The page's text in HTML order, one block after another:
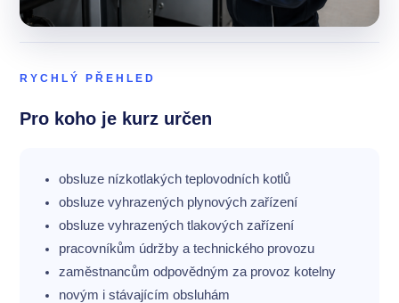
RYCHLÝ PŘEHLED
Pro koho je kurz určen
obsluze nízkotlakých teplovodních kotlů
obsluze vyhrazených plynových zařízení
obsluze vyhrazených tlakových zařízení
pracovníkům údržby a technického provozu
zaměstnancům odpovědným za provoz kotelny
novým i stávajícím obsluhám